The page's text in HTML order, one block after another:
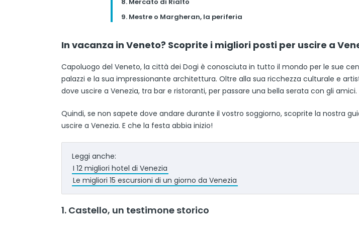
9. Mestre o Margheran, la periferia
In vacanza in Veneto? Scoprite i migliori posti per uscire a
Capoluogo del Veneto, la città dei Dogi è conosciuta in tutto il mondo per le sue
palazzi e la sua impressionante architettura. Oltre alla sua ricchezza culturale e
dove uscire a Venezia, tra bar e ristoranti, per passare una bella serata con gli amici.
Quindi, se non sapete dove andare durante il vostro soggiorno, scoprite la nostra
uscire a Venezia. E che la festa abbia inizio!
Leggi anche:
I 12 migliori hotel di Venezia
Le migliori 15 escursioni di un giorno da Venezia
1. Castello, un testimone storico